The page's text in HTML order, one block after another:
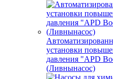
установки
давления "APD
(Ливнынасос)